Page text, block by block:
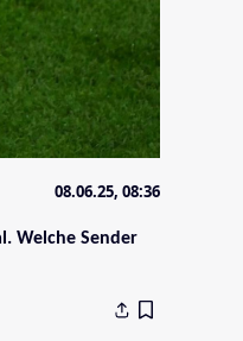
08.06.25, 08:36
Welche Sender